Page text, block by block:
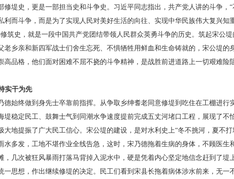
修堤史，更是一部担当史和斗争史。习近平同志指出，共产党人讲的斗争，“
利而斗争，而是为了实现人民对美好生活的向往、实现中华民族伟大复兴知
筑史，就是一段中国共产党团结带领人民群众英勇斗争的历史。筑起宋公堤
老乡亲和新四军战士们舍生忘死、不惧牺牲用鲜血和生命铸就的，宋公堤的
高品格，他们面对困难不屈不挠的斗争精神，是战胜前进道路上一切艰难险
实干为先
德始终做到身先士卒靠前指挥。从争取乡绅耆老同意修堤到吃住在工棚进行
稳定民工、鼓舞士气到同潮水争速度提前完成五丈河堵口工程，展现了不
大地提振了广大民工信心。宋公堤的建设，是对水利史上“冬不挑河，夏不打
水多发，工地不堪作业全线告急，这时，宋乃德拖着生病的身体，不顾医生
，几次被狂风暴雨打落马背掉入泥水中，硬是凭着内心坚定地信念赶到了堤
一思想，作出继续修堤的决定。民工们看到宋县长拖着病体涉水前来，无一